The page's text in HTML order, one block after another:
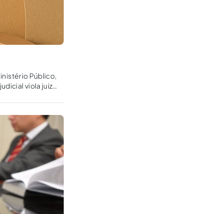
Público,
viola juiz